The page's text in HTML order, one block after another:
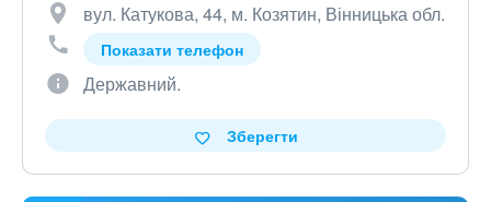
вул. Катукова, 44, м. Козятин, Вінницька обл.
Показати телефон
Державний.
Зберегти